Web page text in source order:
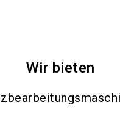
Wir bieten